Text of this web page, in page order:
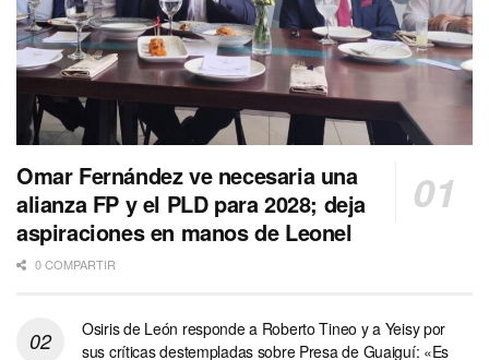
Omar Fernández ve necesaria una
alianza FP y el PLD para 2028; deja
aspiraciones en manos de Leonel
0 COMPARTIR
Osiris de León responde a Roberto Tineo y a Yeisy por
sus críticas destempladas sobre Presa de Guaiguí: «Es